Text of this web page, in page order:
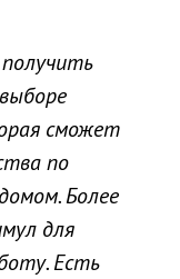
сможет
по
Более
для
Есть